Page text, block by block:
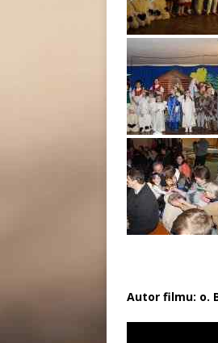
Autor filmu: o.